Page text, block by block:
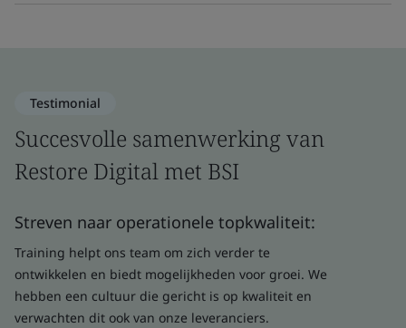
Testimonial
Succesvolle samenwerking van
Restore Digital met BSI
Streven naar operationele topkwaliteit:
Training helpt ons team om zich verder te
ontwikkelen en biedt mogelijkheden voor groei. We
hebben een cultuur die gericht is op kwaliteit en
verwachten dit ook van onze leveranciers.